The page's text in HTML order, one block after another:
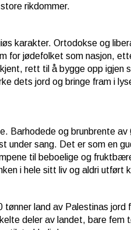
rikdommer.
karakter. Ortodokse og
for jødefolket som nasjon,
rett til å bygge opp igjen
dets jord og bringe fram i
Barhodede og brunbrente
under sang. Det er som en
til beboelige og
i hele sitt liv og aldri utført
tønner land av Palestinas jord
deler av landet, bare fem